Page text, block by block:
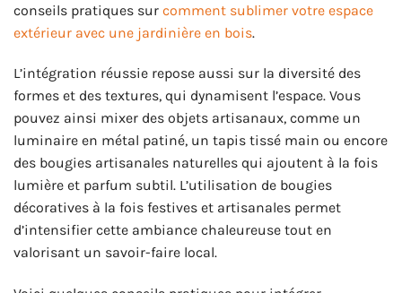
conseils pratiques sur comment sublimer votre espace
extérieur avec une jardinière en bois.
L’intégration réussie repose aussi sur la diversité des
formes et des textures, qui dynamisent l’espace. Vous
pouvez ainsi mixer des objets artisanaux, comme un
luminaire en métal patiné, un tapis tissé main ou encore
des bougies artisanales naturelles qui ajoutent à la fois
lumière et parfum subtil. L’utilisation de bougies
décoratives à la fois festives et artisanales permet
d’intensifier cette ambiance chaleureuse tout en
valorisant un savoir-faire local.